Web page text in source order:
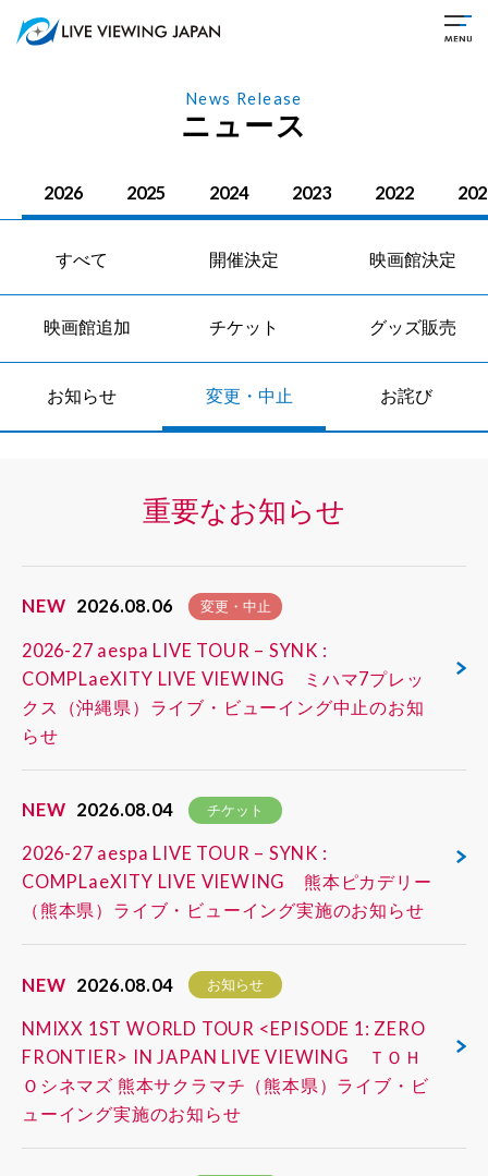
News Release
ニュース
2026 2025 2024 2023 2022
すべて 開催決定 映画館決定
映画館追加 チケット グッズ販売
お知らせ 変更・中止 お詫び
重要なお知らせ
NEW 2026.08.06 変更・中止
2026-27 aespa LIVE TOUR – SYNK :
COMPLaeXITY LIVE VIEWING ミハマ7プレッ
クス（沖縄県）ライブ・ビューイング中止のお知
らせ
NEW 2026.08.04 チケット
2026-27 aespa LIVE TOUR – SYNK :
COMPLaeXITY LIVE VIEWING 熊本ピカデリー
（熊本県）ライブ・ビューイング実施のお知らせ
NEW 2026.08.04 お知らせ
NMIXX 1ST WORLD TOUR <EPISODE 1: ZERO
FRONTIER> IN JAPAN LIVE VIEWING ＴＯＨ
Ｏシネマズ 熊本サクラマチ（熊本県）ライブ・ビ
ューイング実施のお知らせ